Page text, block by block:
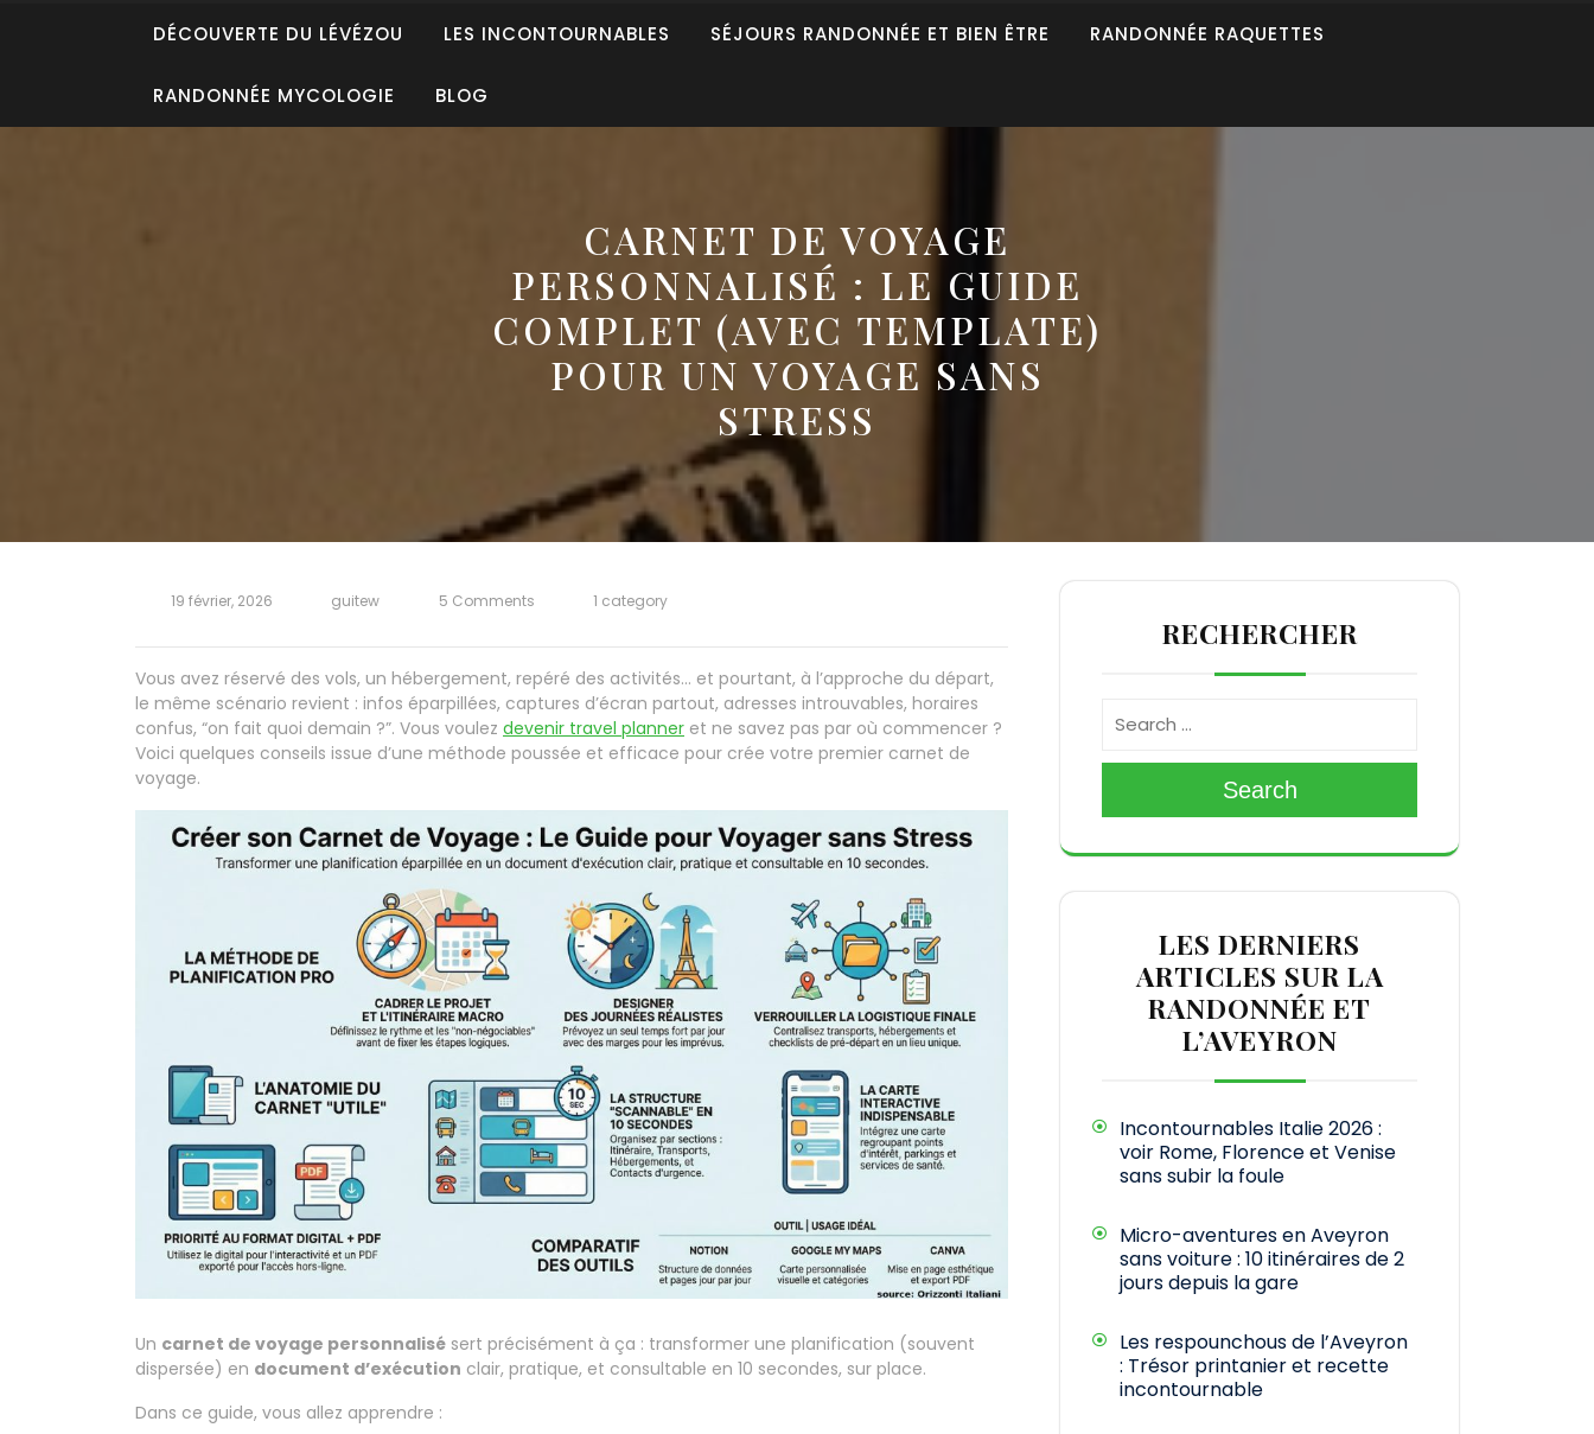
DÉCOUVERTE DU LÉVÉZOU LES INCONTOURNABLES SÉJOURS RANDONNÉE ET BIEN ÊTRE RANDONNÉE RAQUETTES
RANDONNÉE MYCOLOGIE BLOG
CARNET DE VOYAGE
PERSONNALISÉ : LE GUIDE
COMPLET (AVEC TEMPLATE)
POUR UN VOYAGE SANS
STRESS
19 février, 2026 guitew 5 Comments 1 category
Vous avez réservé des vols, un hébergement, repéré des activités… et pourtant, à l’approche du départ,
le même scénario revient : infos éparpillées, captures d’écran partout, adresses introuvables, horaires
confus, “on fait quoi demain ?”. Vous voulez devenir travel planner et ne savez pas par où commencer ?
Voici quelques conseils issue d’une méthode poussée et efficace pour crée votre premier carnet de
voyage.
Un carnet de voyage personnalisé sert précisément à ça : transformer une planification (souvent
dispersée) en document d’exécution clair, pratique, et consultable en 10 secondes, sur place.
Dans ce guide, vous allez apprendre :
RECHERCHER
Search
LES DERNIERS
ARTICLES SUR LA
RANDONNÉE ET
L’AVEYRON
Incontournables Italie 2026 :
voir Rome, Florence et Venise
sans subir la foule
Micro-aventures en Aveyron
sans voiture : 10 itinéraires de 2
jours depuis la gare
Les respounchous de l’Aveyron
: Trésor printanier et recette
incontournable